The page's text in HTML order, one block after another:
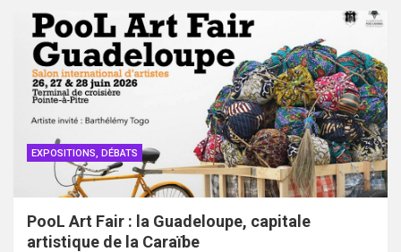
EXPOSITIONS, DÉBATS
PooL Art Fair : la Guadeloupe, capitale
artistique de la Caraïbe